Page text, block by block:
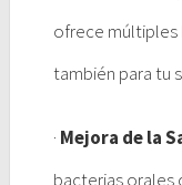
ofrece múltiples
también para tu
· Mejora de la
bacterias orales